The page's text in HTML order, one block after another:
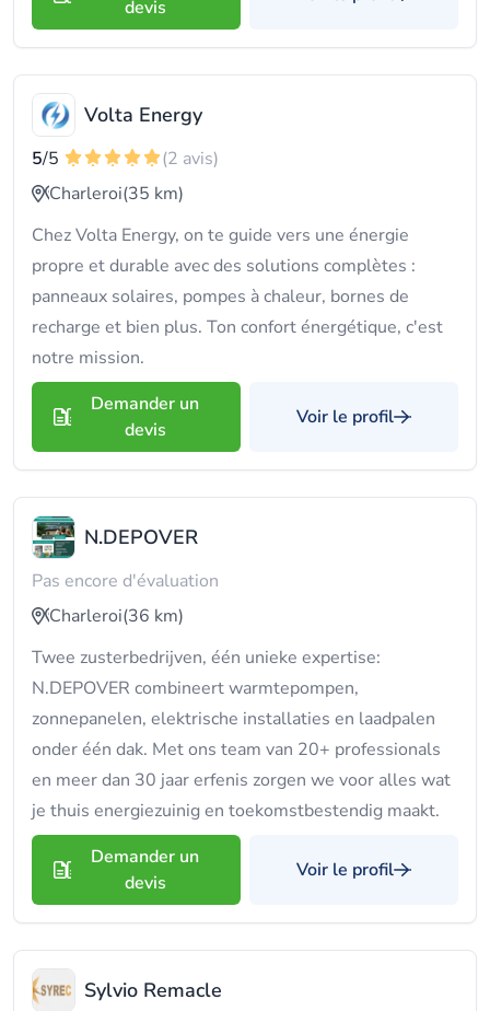
devis
Volta Energy
5/5
(2 avis)
Charleroi(35 km)
Chez Volta Energy, on te guide vers une énergie
propre et durable avec des solutions complètes :
panneaux solaires, pompes à chaleur, bornes de
recharge et bien plus. Ton confort énergétique, c'est
notre mission.
Demander un
devis
Voir le profil
N.DEPOVER
Pas encore d'évaluation
Charleroi(36 km)
Twee zusterbedrijven, één unieke expertise:
N.DEPOVER combineert warmtepompen,
zonnepanelen, elektrische installaties en laadpalen
onder één dak. Met ons team van 20+ professionals
en meer dan 30 jaar erfenis zorgen we voor alles wat
je thuis energiezuinig en toekomstbestendig maakt.
Demander un
devis
Voir le profil
Sylvio Remacle